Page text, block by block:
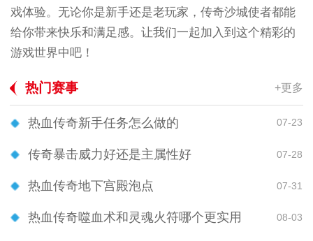
戏体验。无论你是新手还是老玩家，传奇沙城使者都能
给你带来快乐和满足感。让我们一起加入到这个精彩的
游戏世界中吧！
热门赛事 +更多
热血传奇新手任务怎么做的 07-23
传奇暴击威力好还是主属性好 07-28
热血传奇地下宫殿泡点 07-31
热血传奇噬血术和灵魂火符哪个更实用 08-03